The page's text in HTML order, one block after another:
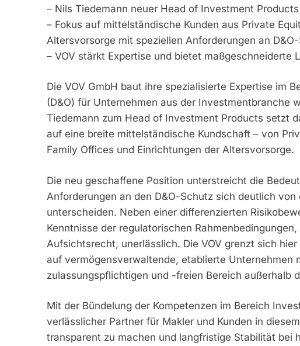
– Nils Tiedemann neuer Head of Investment Products
– Fokus auf mittelständische Kunden aus Private
Altersvorsorge mit speziellen Anforderungen an
– VOV stärkt Expertise und bietet maßgeschneiderte
Die VOV GmbH baut ihre spezialisierte Expertise im
(D&O) für Unternehmen aus der Investmentbranche
Tiedemann zum Head of Investment Products setzt
auf eine breite mittelständische Kundschaft – von
Family Offices und Einrichtungen der Altersvorsorge.
Die neu geschaffene Position unterstreicht die
Anforderungen an den D&O-Schutz sich deutlich
unterscheiden. Neben einer differenzierten
Kenntnisse der regulatorischen
Aufsichtsrecht, unerlässlich. Die VOV grenzt sich
auf vermögensverwaltende, etablierte Unternehmen
zulassungspflichtigen und -freien Bereich außerhalb
Mit der Bündelung der Kompetenzen im Bereich
verlässlicher Partner für Makler und Kunden in
transparent zu machen und langfristige Stabilität bei